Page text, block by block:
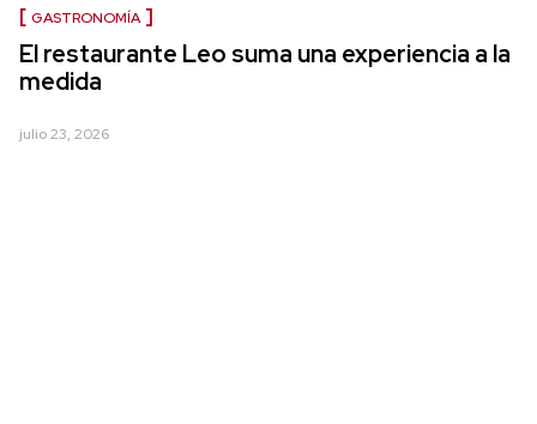
GASTRONOMÍA
El restaurante Leo suma una experiencia a la
medida
julio 23, 2026